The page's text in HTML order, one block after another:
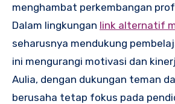
menghambat perkembangan
Dalam lingkungan link alternatif
seharusnya mendukung
ini mengurangi motivasi dan
Aulia, dengan dukungan teman
berusaha tetap fokus pada